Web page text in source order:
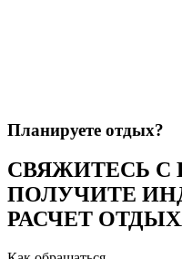
Планируете отдых?
СВЯЖИТЕСЬ С
ПОЛУЧИТЕ
РАСЧЕТ